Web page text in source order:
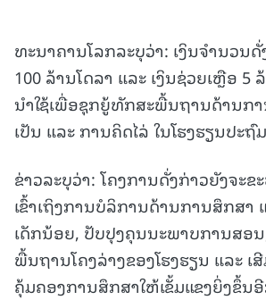
ທະນາຄານໂລກລະບຸວ່າ: ເງິນຈຳນວນ
100 ລ້ານໂດລາ ແລະ ເງິນຊ່ວຍເຫຼືອ 5
ນຳໃຊ້ເພື່ອຊຸກຍູ້ທັກສະພື້ນຖານດ້ານກ
ເປັນ ແລະ ການຄິດໄລ່ ໃນໂຮງຮຽນປະຖົ
ຂ່າວລະບຸວ່າ: ໂຄງການດັ່ງກ່າວຍັງຈະ
ເຂົ້າເຖິງການບໍລິການດ້ານການສຶກສາ
ເດັກນ້ອຍ, ປັບປຸງຄຸນນະພາບການສອ
ພື້ນຖານໂຄງລ່າງຂອງໂຮງຮຽນ ແລະ
ຄຸ້ມຄອງການສຶກສາໃຫ້ເຂັ້ມແຂງຍິ່ງຂຶ້ນ